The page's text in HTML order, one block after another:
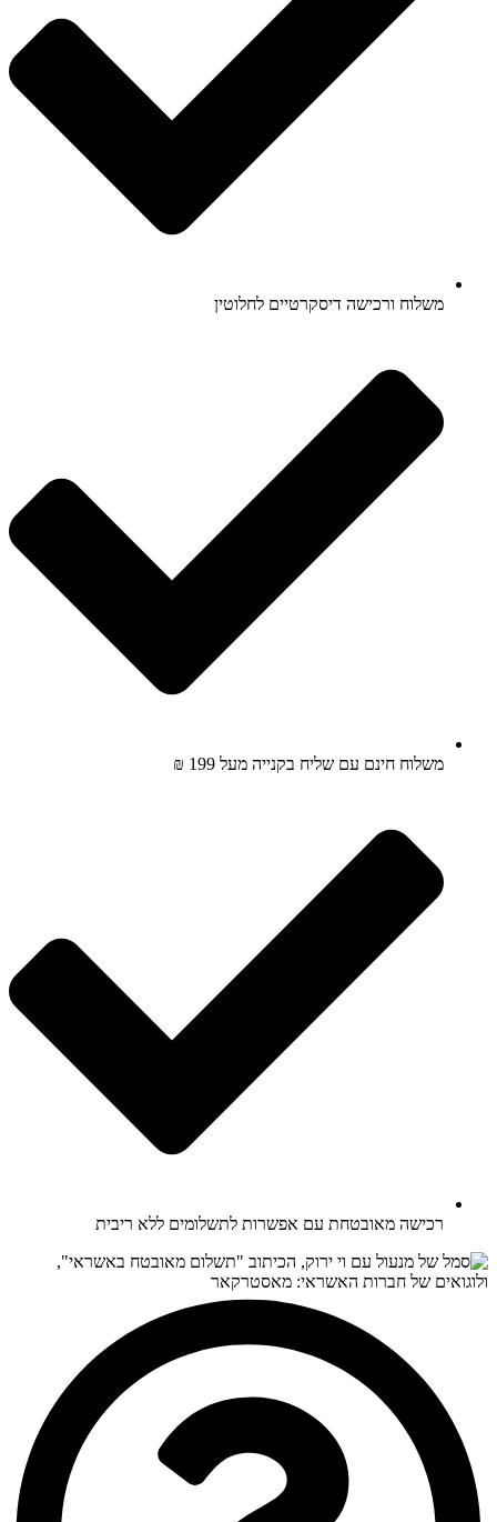
משלוח ורכישה דיסקרטיים לחלוטין
משלוח חינם עם שליח בקנייה מעל 199 ₪
רכישה מאובטחת עם אפשרות לתשלומים ללא ריבית